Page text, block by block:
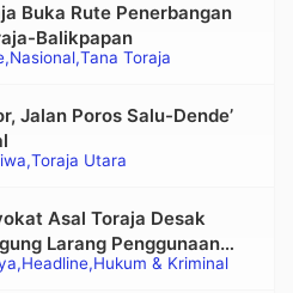
Nasional Tana Toraja
Buka Rute Penerbangan
Balikpapan
Toraja Utara
Jalan Poros Salu-Dende’
Headline Hukum & Kriminal
Asal Toraja Desak
Larang Penggunaan
Eksekusi Rumah Adat